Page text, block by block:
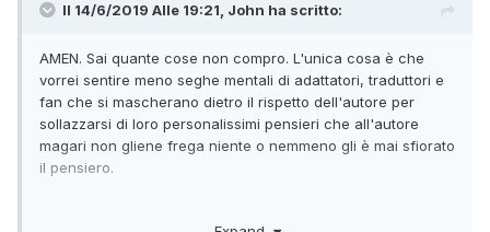
Il 14/6/2019 Alle 19:21, John ha scritto:
AMEN. Sai quante cose non compro. L'unica cosa è che
vorrei sentire meno seghe mentali di adattatori, traduttori e
fan che si mascherano dietro il rispetto dell'autore per
sollazzarsi di loro personalissimi pensieri che all'autore
magari non gliene frega niente o nemmeno gli è mai sfiorato
il pensiero.